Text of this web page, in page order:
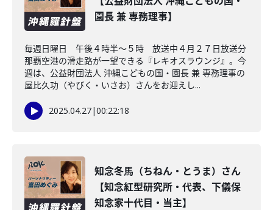
園長 兼 専務理事】
毎週日曜日 午後４時半～５時 放送中４月２７日放送分
那覇空港の滑走路が一望できる『レキオスラウンジ』。今
週は、公益財団法人 沖縄こどもの国・園長 兼 専務理事の
屋比久功（やびく・いさお）さんをお迎えし...
2025.04.27|00:22:18
知念冬馬（ちねん・とうま）さん
【知念紅型研究所・代表、下儀保
知念家十代目・当主】